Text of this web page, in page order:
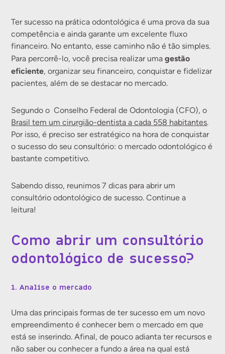
Ter sucesso na prática odontológica é uma prova da sua
competência e ainda garante um excelente fluxo
financeiro. No entanto, esse caminho não é tão simples.
Para percorrê-lo, você precisa realizar umagestão
eficiente, organizar seu financeiro, conquistar e fidelizar
pacientes, além de se destacar no mercado.
Segundo o Conselho Federal de Odontologia (CFO), o
Brasil tem um cirurgião-dentista a cada 558 habitantes.
Por isso, é preciso ser estratégico na hora de conquistar
o sucesso do seu consultório: o mercado odontológico é
bastante competitivo.
Sabendo disso, reunimos 7 dicas para abrir um
consultório odontológico de sucesso. Continue a
leitura!
Como abrir um consultório
odontológico de sucesso?
1. Analise o mercado
Uma das principais formas de ter sucesso em um novo
empreendimento é conhecer bem o mercado em que
está se inserindo. Afinal, de pouco adianta ter recursos e
não saber ou conhecer a fundo a área na qual está